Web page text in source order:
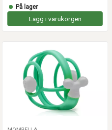
På lager
Lägg i varukorgen